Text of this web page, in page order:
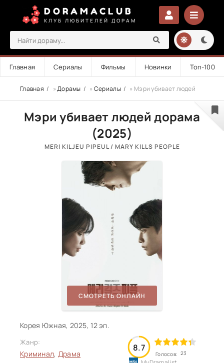
DORAMACLUB
КЛУБ ЛЮБИТЕЛЕЙ ДОРАМ
Главная Сериалы Фильмы Новинки Топ-100
Главная »Дорамы » Сериалы » Мэри убивает людей
Мэри убивает людей дорама
(2025)
MERI KILJEU PIPEUL / MARY KILLS PEOPLE
СМОТРЕТЬ ОНЛАЙН
Корея Южная, 2025, 12 эп.
Жанр:
Криминал, Драма
8.7
Голосов: 23